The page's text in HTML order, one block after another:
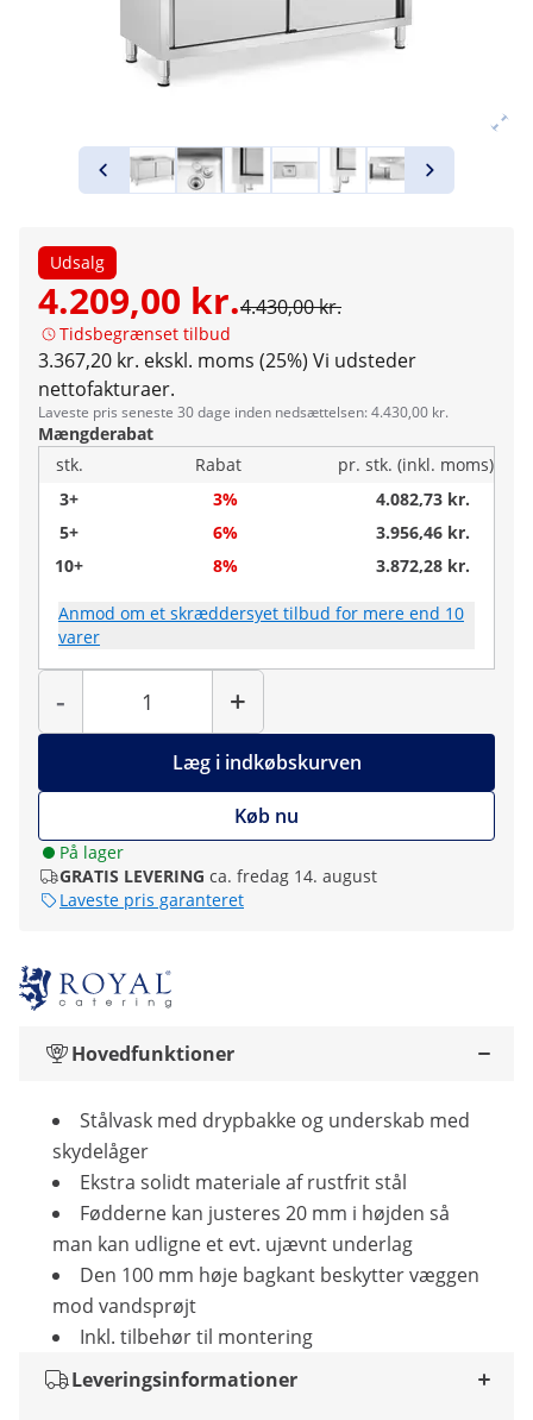
Udsalg
4.209,00 kr.4.430,00 kr.
Tidsbegrænset tilbud
3.367,20 kr. ekskl. moms (25%) Vi udsteder
nettofakturaer.
Laveste pris seneste 30 dage inden nedsættelsen: 4.430,00 kr.
Mængderabat
stk.
Rabat
pr. stk. (inkl. moms)
3+
3%
4.082,73 kr.
5+
6%
3.956,46 kr.
10+
8% 3.872,28 kr.
Anmod om et skræddersyet tilbud for mere end 10
varer
-
Antal
+
Læg i indkøbskurven
Køb nu
På lager
GRATIS LEVERING ca. fredag 14. august
Laveste pris garanteret
Hovedfunktioner
Stålvask med drypbakke og underskab med
skydelåger
Ekstra solidt materiale af rustfrit stål
Fødderne kan justeres 20 mm i højden så
man kan udligne et evt. ujævnt underlag
Den 100 mm høje bagkant beskytter væggen
mod vandsprøjt
Inkl. tilbehør til montering
Leveringsinformationer